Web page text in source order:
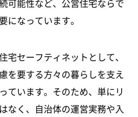
可能性など、公営住宅ならで
になっています。
宅セーフティネットとして、
を要する方々の暮らしを支え
ています。そのため、単にリ
なく、自治体の運営実務や入